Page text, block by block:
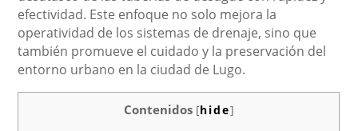
efectividad. Este enfoque no solo mejora la
operatividad de los sistemas de drenaje, sino que
también promueve el cuidado y la preservación del
entorno urbano en la ciudad de Lugo.
Contenidos [hide]